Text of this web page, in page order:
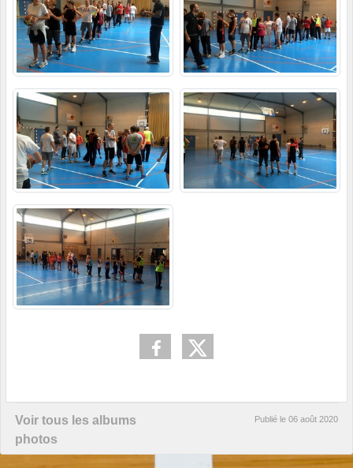
Voir tous les albums
photos
Publié le 06 août 2020